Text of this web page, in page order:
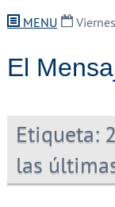
MENU
El
Etiqueta:
las